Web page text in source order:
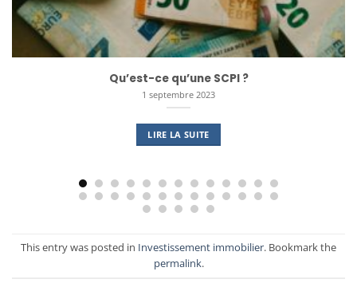
Qu’est-ce qu’une SCPI ?
1 septembre 2023
LIRE LA SUITE
This entry was posted in Investissement immobilier. Bookmark the
permalink.